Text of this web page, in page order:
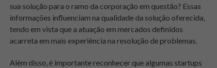
sua solução para o ramo da corporação em questão? Essas
informações influenciam na qualidade da solução oferecida,
tendo em vista que a atuação em mercados definidos
acarreta em mais experiência na resolução de problemas.
Além disso, é importante reconhecer que algumas startups